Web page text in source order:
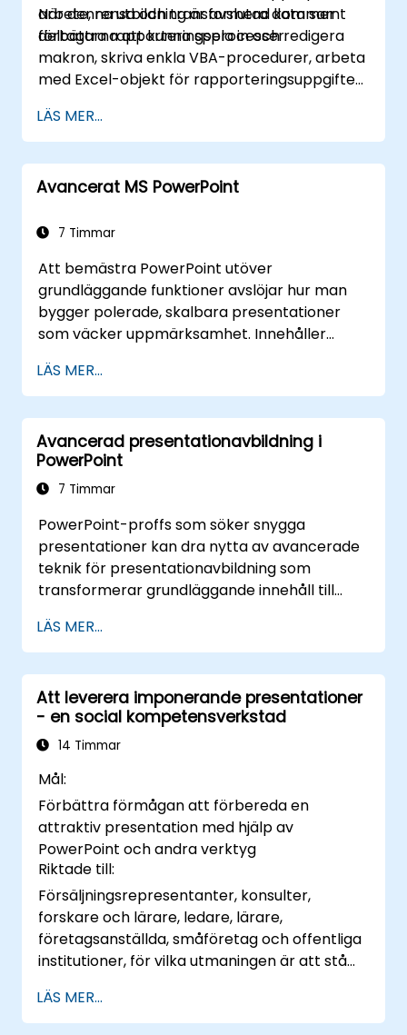
hela potentialen i Microsoft Excel för att fatta
bättre beslut och öka produktiviteten på
arbetsplatsen.
arbete, rensa och transformera data samt
förbättra rapporteringsprocesser.
När denna utbildning är avslutad kommer
deltagarna att kunna spela in och redigera
makron, skriva enkla VBA-procedurer, arbeta
med Excel-objekt för rapporteringsuppgifter
automatiseringslösningar.
LÄS MER...
Avancerat MS PowerPoint
7 Timmar
Att bemästra PowerPoint utöver
grundläggande funktioner avslöjar hur man
bygger polerade, skalbara presentationer
som väcker uppmärksamhet. Innehåller
anteckningsmappar, mallskapande, SmartArt
för visuell processkartläggning och djup
integration med Excel för livekopplade data-
dashboard och diagram. Utrustar
yrkesverksamma med power-
användarflöden över tillägg som Office
påskynda produktion av komplexa deckar,
förenkla granskningscykler och leverera
effektfulla affärspresentationer.
LÄS MER...
Avancerad presentationavbildning i
PowerPoint
7 Timmar
PowerPoint-proffs som söker snygga
presentationer kan dra nytta av avancerade
teknik för presentationavbildning som
transformerar grundläggande innehåll till
grunderna för presentationavbildning,
skapandet av diagram och infografik, samt
bildredigering, medan man bygger praktiska
färdigheter för att visuellt distribuera
element, framhäva viktig information och
personifiera arbetsmiljön. Proffsen går med
rena, övertygande presentationer och
leverera självtryckande presentationer med
strukturerad public speaking-teknik.
LÄS MER...
Att leverera imponerande presentationer
- en social kompetensverkstad
14 Timmar
Mål:
Förbättra förmågan att förbereda en
attraktiv presentation med hjälp av
PowerPoint och andra verktyg
Riktade till:
Försäljningsrepresentanter, konsulter,
forskare och lärare, ledare, lärare,
företagsanställda, småföretag och offentliga
institutioner, för vilka utmaningen är att stå
väcka intresse
LÄS MER...